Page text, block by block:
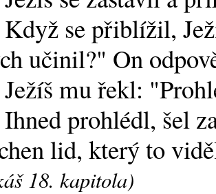
se přiblížil,
učinil?" On
mu řekl:
prohlédl, šel
lid, který to
18. kapitola)